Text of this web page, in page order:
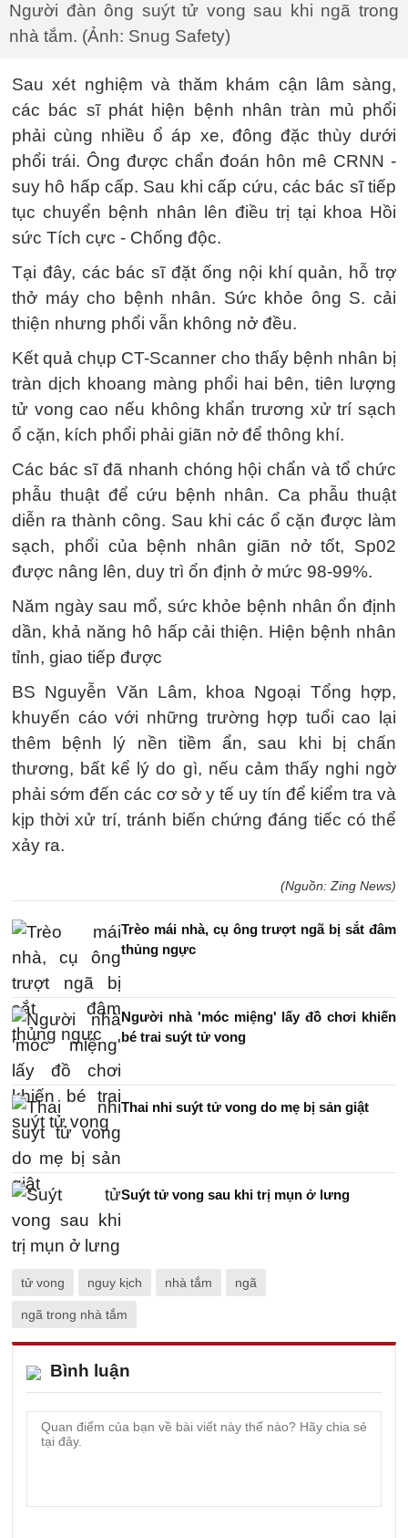
Người đàn ông suýt tử vong sau khi ngã trong
nhà tắm. (Ảnh: Snug Safety)
Sau xét nghiệm và thăm khám cận lâm sàng,
các bác sĩ phát hiện bệnh nhân tràn mủ phổi
phải cùng nhiều ổ áp xe, đông đặc thùy dưới
phổi trái. Ông được chẩn đoán hôn mê CRNN -
suy hô hấp cấp. Sau khi cấp cứu, các bác sĩ tiếp
tục chuyển bệnh nhân lên điều trị tại khoa Hồi
sức Tích cực - Chống độc.
Tại đây, các bác sĩ đặt ống nội khí quản, hỗ trợ
thở máy cho bệnh nhân. Sức khỏe ông S. cải
thiện nhưng phổi vẫn không nở đều.
Kết quả chụp CT-Scanner cho thấy bệnh nhân bị
tràn dịch khoang màng phổi hai bên, tiên lượng
tử vong cao nếu không khẩn trương xử trí sạch
ổ cặn, kích phổi phải giãn nở để thông khí.
Các bác sĩ đã nhanh chóng hội chẩn và tổ chức
phẫu thuật để cứu bệnh nhân. Ca phẫu thuật
diễn ra thành công. Sau khi các ổ cặn được làm
sạch, phổi của bệnh nhân giãn nở tốt, Sp02
được nâng lên, duy trì ổn định ở mức 98-99%.
Năm ngày sau mổ, sức khỏe bệnh nhân ổn định
dần, khả năng hô hấp cải thiện. Hiện bệnh nhân
tỉnh, giao tiếp được
BS Nguyễn Văn Lâm, khoa Ngoại Tổng hợp,
khuyến cáo với những trường hợp tuổi cao lại
thêm bệnh lý nền tiềm ẩn, sau khi bị chấn
thương, bất kể lý do gì, nếu cảm thấy nghi ngờ
phải sớm đến các cơ sở y tế uy tín để kiểm tra và
kịp thời xử trí, tránh biến chứng đáng tiếc có thể
xảy ra.
(Nguồn: Zing News)
Trèo mái nhà, cụ ông trượt ngã bị sắt đâm
thủng ngực
Người nhà 'móc miệng' lấy đồ chơi khiến
bé trai suýt tử vong
Thai nhi suýt tử vong do mẹ bị sản giật
Suýt tử vong sau khi trị mụn ở lưng
tử vong nguy kịch nhà tắm ngã
ngã trong nhà tắm
Bình luận